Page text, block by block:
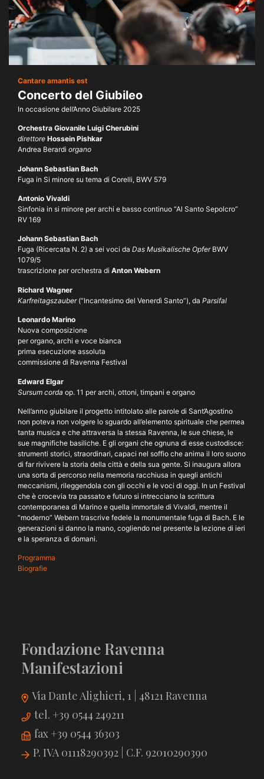
Cantare amantis est
Concerto del Giubileo
In occasione dell’Anno Giubilare 2025
Orchestra Giovanile Luigi Cherubini
direttore Hossein Pishkar
Andrea Berardi organo
Johann Sebastian Bach
Fuga in Si minore su tema di Corelli, BWV 579
Antonio Vivaldi
Sinfonia in si minore per archi e basso continuo “Al Santo Sepolcro”
RV 169
Johann Sebastian Bach
Fuga (Ricercata N. 2) a sei voci da Das Musikalische OpferBWV
1079/5
trascrizione per orchestra di Anton Webern
Richard Wagner
Karfreitagszauber(“Incantesimo del Venerdì Santo”), da Parsifal
Leonardo Marino
Nuova composizione
per organo, archi e voce bianca
prima esecuzione assoluta
commissione di Ravenna Festival
Edward Elgar
Sursum corda op. 11 per archi, ottoni, timpani e organo
Nell’anno giubilare il progetto intitolato alle parole di Sant’Agostino
non poteva non volgere lo sguardo all’elemento spirituale che permea
tanta musica e che attraversa la stessa Ravenna, le sue chiese, le
sue magnifiche basiliche. E gli organi che ognuna di esse custodisce:
strumenti storici, straordinari, capaci nel soffio che anima il loro suono
di far rivivere la storia della città e della sua gente. Si inaugura allora
una sorta di percorso nella memoria racchiusa in quegli antichi
meccanismi, rileggendola con gli occhi e le voci di oggi. In un Festival
che è crocevia tra passato e futuro si intrecciano la scrittura
contemporanea di Marino e quella immortale di Vivaldi, mentre il
“moderno” Webern trascrive fedele la monumentale fuga di Bach. E le
generazioni si danno la mano, cogliendo nel presente la lezione di ieri
e la speranza di domani.
Programma
Biografie
Fondazione Ravenna
Manifestazioni
Via Dante Alighieri, 1 | 48121 Ravenna
tel. +39 0544 249211
fax +39 0544 36303
P. IVA 01118290392 | C.F. 92010290390